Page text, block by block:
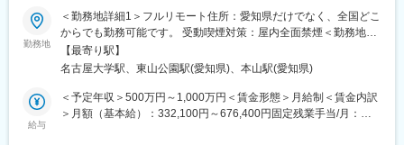
ートワーク就業を活用しております。
■教育・研修体制
・当社ではエンジニア第一の考えの元、営業担当が案件のアサイ
ンから受け入れ後のフォローまでを一気通貫でサポートします。
また、技術管理担当と営業が定期的に面談を行い、仕事内容や職
場に問題がないかを確認します。エンジニアが成長していくため
■業務内容
・製造業のクライアントからいただく現場の各種データを用い
て、シミュレーション解析業務をご担当頂きます。
・シミュレーションを有効活用し、試作や製造工程を短縮し歩留
まり向上に貢献頂きます。
勤務地
＜勤務地詳細1＞フルリモート住所：愛知県だけでなく、全国どこ
からでも勤務可能です。 受動喫煙対策：屋内全面禁煙＜勤務地詳
細2＞本社住所：愛知県名古屋市千種区不老町1 名古屋大学 TOIC
受動喫煙対策：屋内全面禁煙
【最寄り駅】
名古屋大学駅、東山公園駅(愛知県)、本山駅(愛知県)
給与
＜予定年収＞500万円～1,000万円＜賃金形態＞月給制＜賃金内訳
＞月額（基本給）：332,100円～676,400円固定残業手当/月：